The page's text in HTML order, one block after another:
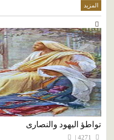
المزيد
تواطؤ اليهود والنصارى